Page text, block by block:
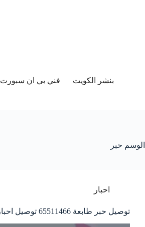
بنشر الكويت فني بي ان سبورت
الوسم حبر
احبار
توصيل حبر طابعة 65511466 توصيل احبار طابعات